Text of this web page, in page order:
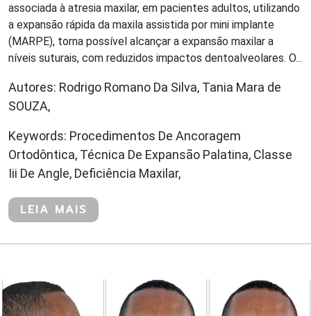
associada à atresia maxilar, em pacientes adultos, utilizando
a expansão rápida da maxila assistida por mini implante
(MARPE), torna possível alcançar a expansão maxilar a
níveis suturais, com reduzidos impactos dentoalveolares. O...
Autores: Rodrigo Romano Da Silva, Tania Mara de
SOUZA,
Keywords: Procedimentos De Ancoragem
Ortodôntica, Técnica De Expansão Palatina, Classe
Iii De Angle, Deficiência Maxilar,
LEIA MAIS